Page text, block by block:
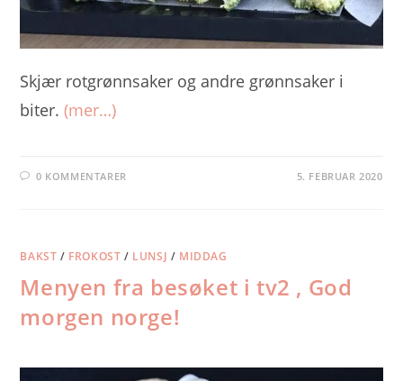
Skjær rotgrønnsaker og andre grønnsaker i
biter.(mer…)
0 KOMMENTARER 5. FEBRUAR 2020
BAKST / FROKOST / LUNSJ / MIDDAG
Menyen fra besøket i tv2 , God
morgen norge!